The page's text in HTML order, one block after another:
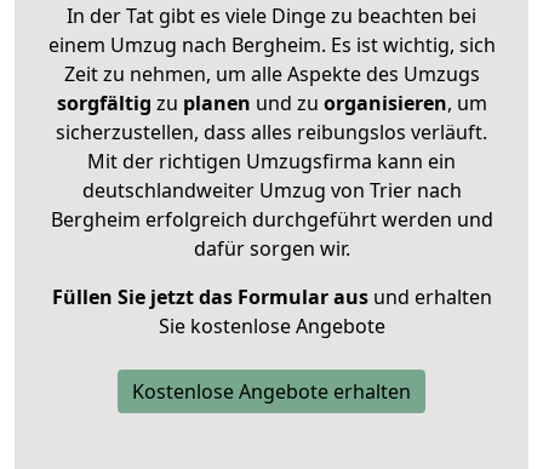
In der Tat gibt es viele Dinge zu beachten bei
einem Umzug nach Bergheim. Es ist wichtig, sich
Zeit zu nehmen, um alle Aspekte des Umzugs
sorgfältig zu planen und zu organisieren, um
sicherzustellen, dass alles reibungslos verläuft.
Mit der richtigen Umzugsfirma kann ein
deutschlandweiter Umzug von Trier nach
Bergheim erfolgreich durchgeführt werden und
dafür sorgen wir.
Füllen Sie jetzt das Formular ausund erhalten
Sie kostenlose Angebote
Kostenlose Angebote erhalten